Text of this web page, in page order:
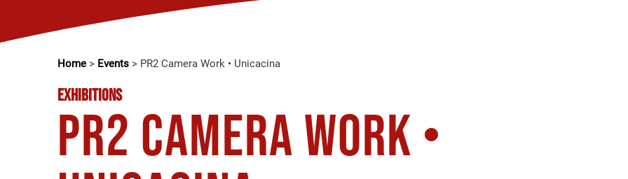
Home > Events > PR2 Camera Work • Unicacina
EXHIBITIONS
PR2 Camera Work •